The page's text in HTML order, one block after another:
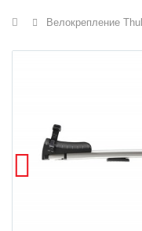
Главная
Велокрепление